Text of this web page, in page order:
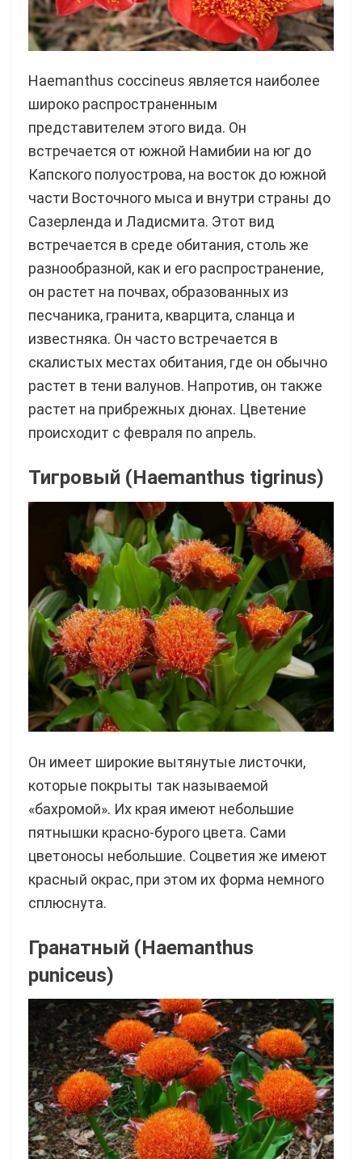
Haemanthus coccineus является наиболее
широко распространенным
представителем этого вида. Он
встречается от южной Намибии на юг до
Капского полуострова, на восток до южной
части Восточного мыса и внутри страны до
Сазерленда и Ладисмита. Этот вид
встречается в среде обитания, столь же
разнообразной, как и его распространение,
он растет на почвах, образованных из
песчаника, гранита, кварцита, сланца и
известняка. Он часто встречается в
скалистых местах обитания, где он обычно
растет в тени валунов. Напротив, он также
растет на прибрежных дюнах. Цветение
происходит с февраля по апрель.
Тигровый (Haemanthus tigrinus)
Он имеет широкие вытянутые листочки,
которые покрыты так называемой
«бахромой». Их края имеют небольшие
пятнышки красно-бурого цвета. Сами
цветоносы небольшие. Соцветия же имеют
красный окрас, при этом их форма немного
сплюснута.
Гранатный (Haemanthus
puniceus)